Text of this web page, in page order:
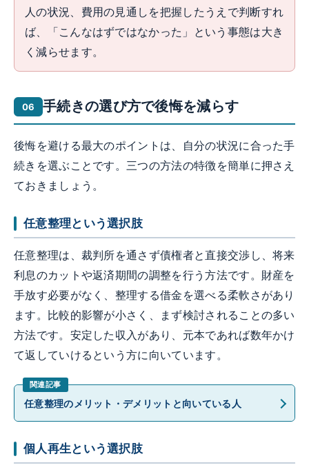
人の状況、費用の見通しを把握したうえで判断すれ
ば、「こんなはずではなかった」という事態は大き
く減らせます。
手続きの選び方で後悔を減らす
後悔を避ける最大のポイントは、自分の状況に合った手
続きを選ぶことです。三つの方法の特徴を簡単に押さえ
ておきましょう。
任意整理という選択肢
任意整理は、裁判所を通さず債権者と直接交渉し、将来
利息のカットや返済期間の調整を行う方法です。財産を
手放す必要がなく、整理する借金を選べる柔軟さがあり
ます。比較的影響が小さく、まず検討されることの多い
方法です。安定した収入があり、元本であれば数年かけ
て返していけるという方に向いています。
任意整理のメリット・デメリットと向いている人
個人再生という選択肢